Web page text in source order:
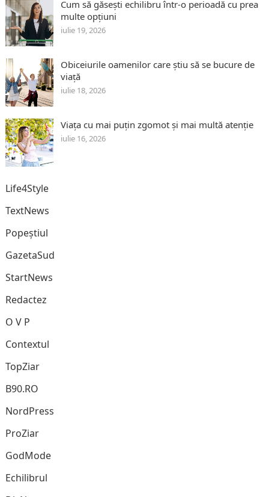
Cum să găsești echilibru într-o perioadă cu prea
multe opțiuni
iulie 19, 2026
Obiceiurile oamenilor care știu să se bucure de
viață
iulie 18, 2026
Viața cu mai puțin zgomot și mai multă atenție
iulie 16, 2026
Life4Style
TextNews
Popeștiul
GazetaSud
StartNews
Redactez
O V P
Contextul
TopZiar
B90.RO
NordPress
ProZiar
GodMode
Echilibrul